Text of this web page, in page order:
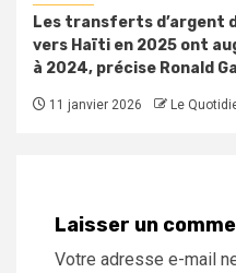
Les transferts d’argent
vers Haïti en 2025 ont
à 2024, précise Ronald
11 janvier 2026 Le
Laisser un
Votre adresse e-mail